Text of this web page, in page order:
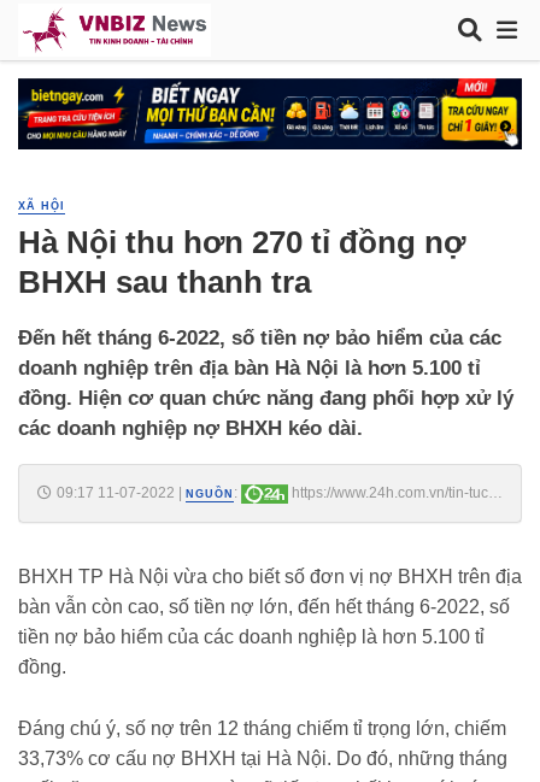
XÃ HỘI
Hà Nội thu hơn 270 tỉ đồng nợ
BHXH sau thanh tra
Đến hết tháng 6-2022, số tiền nợ bảo hiểm của các
doanh nghiệp trên địa bàn Hà Nội là hơn 5.100 tỉ
đồng. Hiện cơ quan chức năng đang phối hợp xử lý
các doanh nghiệp nợ BHXH kéo dài.
09:17 11-07-2022 NGUỒN :
https://www.24h.com.vn/tin-tuc-
BHXH TP Hà Nội vừa cho biết số đơn vị nợ BHXH trên địa
bàn vẫn còn cao, số tiền nợ lớn, đến hết tháng 6-2022, số
tiền nợ bảo hiểm của các doanh nghiệp là hơn 5.100 tỉ
đồng.
Đáng chú ý, số nợ trên 12 tháng chiếm tỉ trọng lớn, chiếm
33,73% cơ cấu nợ BHXH tại Hà Nội. Do đó, những tháng